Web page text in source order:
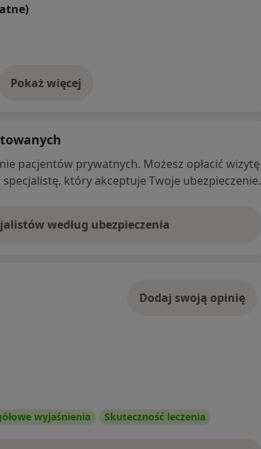
Pokaż więcej
o adresie
pacjentów prywatnych. Możesz opłacić wizytę
który akceptuje Twoje ubezpieczenie.
według ubezpieczenia
Dodaj swoją opinię
wyjaśnienia Skuteczność leczenia